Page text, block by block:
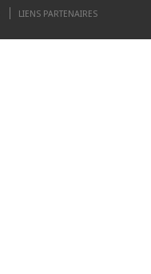
LIENS PARTENAIRES